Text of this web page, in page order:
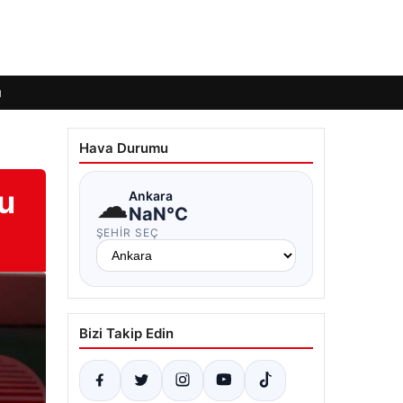
Hava Durumu
☁Ankara
NaN°C
ŞEHIR SEÇ
Bizi Takip Edin